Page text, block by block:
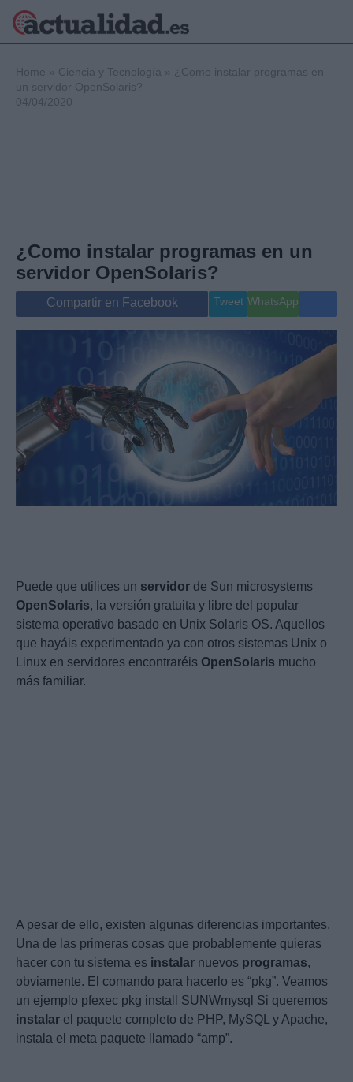
Internacional
Viajes
Gente
Musica
Home » Ciencia y Tecnología » ¿Como instalar programas en
un servidor OpenSolaris?
04/04/2020
¿Como instalar programas en un
servidor OpenSolaris?
Compartir en Facebook Tweet WhatsApp
Puede que utilices un servidor de Sun microsystems
OpenSolaris, la versión gratuita y libre del popular
sistema operativo basado en Unix Solaris OS. Aquellos
que hayáis experimentado ya con otros sistemas Unix o
Linux en servidores encontraréis OpenSolaris mucho
más familiar.
A pesar de ello, existen algunas diferencias importantes.
Una de las primeras cosas que probablemente quieras
hacer con tu sistema es instalar nuevos programas,
obviamente. El comando para hacerlo es “pkg”. Veamos
un ejemplo pfexec pkg install SUNWmysql Si queremos
instalar el paquete completo de PHP, MySQL y Apache,
instala el meta paquete llamado “amp”.